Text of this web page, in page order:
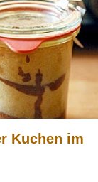
Kuchen im